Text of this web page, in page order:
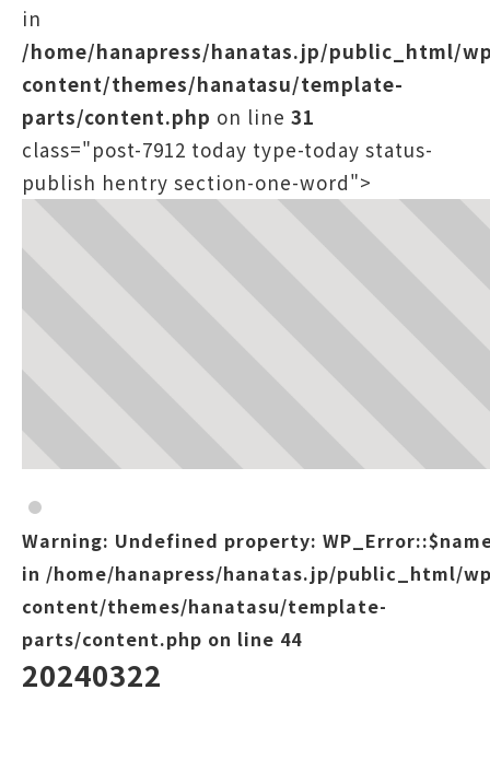
in
/home/hanapress/hanatas.jp/public_html/
content/themes/hanatasu/template-
parts/content.php on line 31
class="post-7912 today type-today status-
publish hentry section-one-word">
Warning: Undefined property:
in /home/hanapress/hanatas.jp/public_html/
content/themes/hanatasu/template-
parts/content.php on line 44
20240322